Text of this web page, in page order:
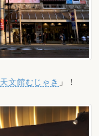
天文館むじゃき 」！